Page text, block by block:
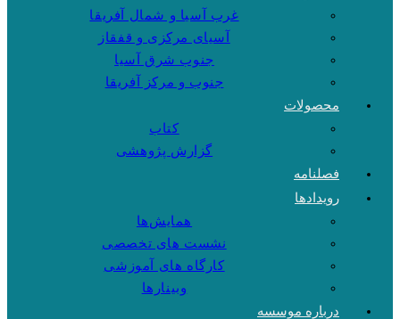
غرب آسیا و شمال آفریقا
آسیای مرکزی و قفقاز
جنوب شرق آسیا
جنوب و مرکز آفریقا
محصولات
کتاب
گزارش پژوهشی
فصلنامه
رویدادها
همایش‌ها
نشست های تخصصی
کارگاه های آموزشی
وبینارها
درباره موسسه